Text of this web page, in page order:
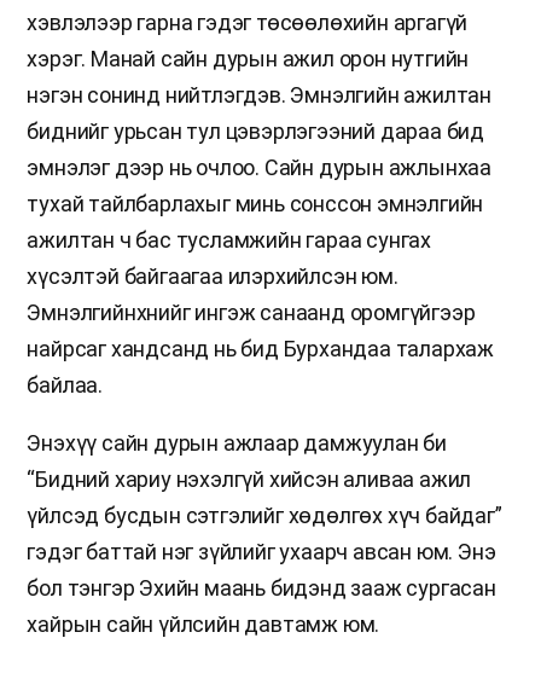
хэвлэлээр гарна гэдэг төсөөлөхийн аргагүй
хэрэг. Манай сайн дурын ажил орон нутгийн
нэгэн сонинд нийтлэгдэв. Эмнэлгийн ажилтан
биднийг урьсан тул цэвэрлэгээний дараа бид
эмнэлэг дээр нь очлоо. Сайн дурын ажлынхаа
тухай тайлбарлахыг минь сонссон эмнэлгийн
ажилтан ч бас тусламжийн гараа сунгах
хүсэлтэй байгаагаа илэрхийлсэн юм.
Эмнэлгийнхнийг ингэж санаанд оромгүйгээр
найрсаг хандсанд нь бид Бурхандаа талархаж
байлаа.
Энэхүү сайн дурын ажлаар дамжуулан би
“Бидний хариу нэхэлгүй хийсэн аливаа ажил
үйлсэд бусдын сэтгэлийг хөдөлгөх хүч байдаг”
гэдэг баттай нэг зүйлийг ухаарч авсан юм. Энэ
бол тэнгэр Эхийн маань бидэнд зааж сургасан
хайрын сайн үйлсийн давтамж юм.